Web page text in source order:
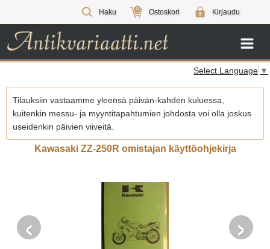
Haku 0 Ostoskori Kirjaudu
Select Language ▼
Tilauksiin vastaamme yleensä päivän-kahden kuluessa,
kuitenkin messu- ja myyntitapahtumien johdosta voi olla joskus
useidenkin päivien viiveitä.
Kawasaki ZZ-250R omistajan käyttöohjekirja
‹ ›